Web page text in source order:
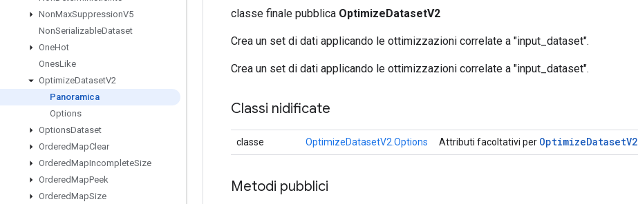
NonMaxSuppressionV5
NonSerializableDataset
OneHot
OnesLike
OptimizeDatasetV2
Panoramica
Options
OptionsDataset
OrderedMapClear
OrderedMapIncompleteSize
OrderedMapPeek
OrderedMapSize
classe finale pubblica OptimizeDatasetV2
Crea un set di dati applicando le ottimizzazioni correlate a "input_dataset".
Crea un set di dati applicando le ottimizzazioni correlate a "input_dataset".
Classi nidificate
classe OptimizeDatasetV2.Options Attributi facoltativi per OptimizeDatasetV2
Metodi pubblici